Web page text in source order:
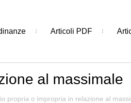
Articoli PDF
al massimale
propria o impropria in relazione al